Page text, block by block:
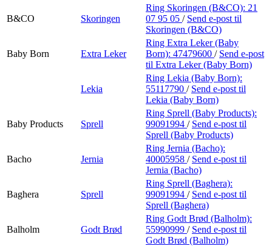
B&CO Skoringen
Ring Skoringen (B&CO): 21
07 95 05 / Send e-post til
Skoringen (B&CO)
Baby Born Extra Leker
Ring Extra Leker (Baby
Born): 47479600 / Send e-post
til Extra Leker (Baby Born)
Lekia
Ring Lekia (Baby Born):
55117790 / Send e-post til
Lekia (Baby Born)
Baby Products Sprell
Ring Sprell (Baby Products):
99091994 / Send e-post til
Sprell (Baby Products)
Bacho Jernia
Ring Jernia (Bacho):
40005958 / Send e-post til
Jernia (Bacho)
Baghera Sprell
Ring Sprell (Baghera):
99091994 / Send e-post til
Sprell (Baghera)
Balholm Godt Brød
Ring Godt Brød (Balholm):
55990999 / Send e-post til
Godt Brød (Balholm)